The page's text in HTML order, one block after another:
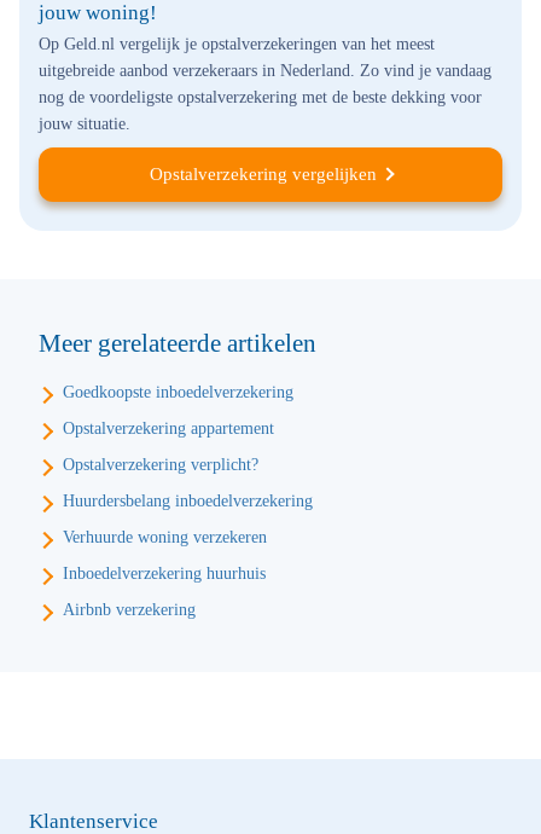
jouw woning!
Op Geld.nl vergelijk je opstalverzekeringen van het meest
uitgebreide aanbod verzekeraars in Nederland. Zo vind je vandaag
nog de voordeligste opstalverzekering met de beste dekking voor
jouw situatie.
Opstalverzekering vergelijken
Meer gerelateerde artikelen
Goedkoopste inboedelverzekering
Opstalverzekering appartement
Opstalverzekering verplicht?
Huurdersbelang inboedelverzekering
Verhuurde woning verzekeren
Inboedelverzekering huurhuis
Airbnb verzekering
Klantenservice